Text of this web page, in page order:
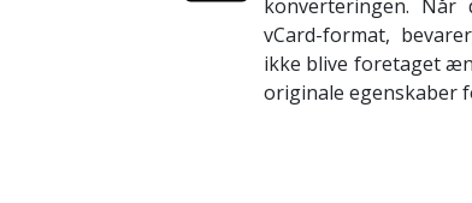
konverteringen. Når
vCard-format,
ikke blive foretaget
originale egenskaber